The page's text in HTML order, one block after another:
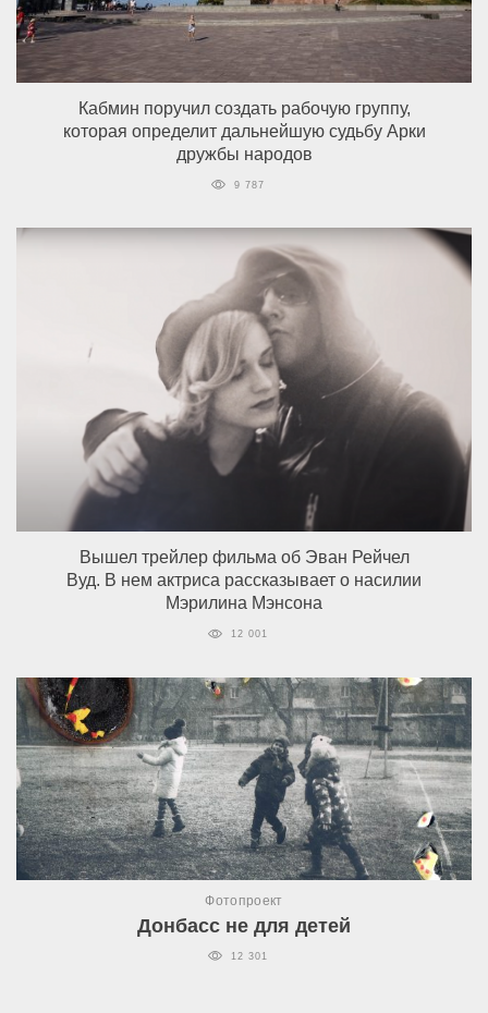
Кабмин поручил создать рабочую группу,
которая определит дальнейшую судьбу Арки
дружбы народов
9 787
Вышел трейлер фильма об Эван Рейчел
Вуд. В нем актриса рассказывает о насилии
Мэрилина Мэнсона
12 001
Фотопроект
Донбасс не для детей
12 301